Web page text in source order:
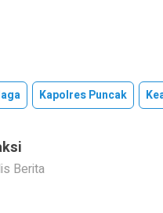
Kapolres Puncak
Berita